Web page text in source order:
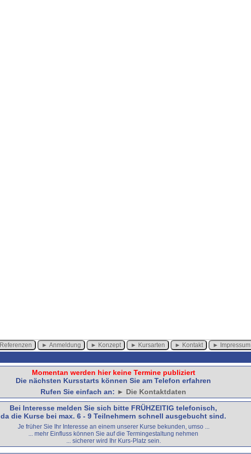
Referenzen Anmeldung Konzept Kursarten Kontakt Impressum
Momentan werden hier keine Termine publiziert
Die nächsten Kursstarts können Sie am Telefon erfahren
Rufen Sie einfach an: ► Die Kontaktdaten
Bei Interesse melden Sie sich bitte FRÜHZEITIG telefonisch,
da die Kurse bei max. 6 - 9 Teilnehmern schnell ausgebucht sind.
Je früher Sie Ihr Interesse an einem unserer Kurse bekunden, umso ...
... mehr Einfluss können Sie auf die Termingestaltung nehmen
... sicherer wird Ihr Kurs-Platz sein.